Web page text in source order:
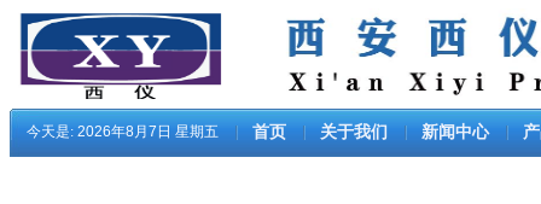
今天是: 2026年8月7日 星期五 首页 关于我们 新闻中心